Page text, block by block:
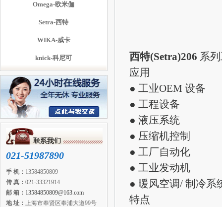
Omega-欧米伽
Setra-西特
WIKA-威卡
knick-科尼可
021-51987890
手 机： 13584850809
传 真： 021-33321914
邮 箱： 13584850809@163.com
地 址： 上海市奉贤区奉浦大道99号
西特(Setra)206 系
应用
● 工业OEM 设备
● 工程设备
● 液压系统
● 压缩机控制
● 工厂自动化
● 工业发动机
● 暖风空调/ 制冷系
特点